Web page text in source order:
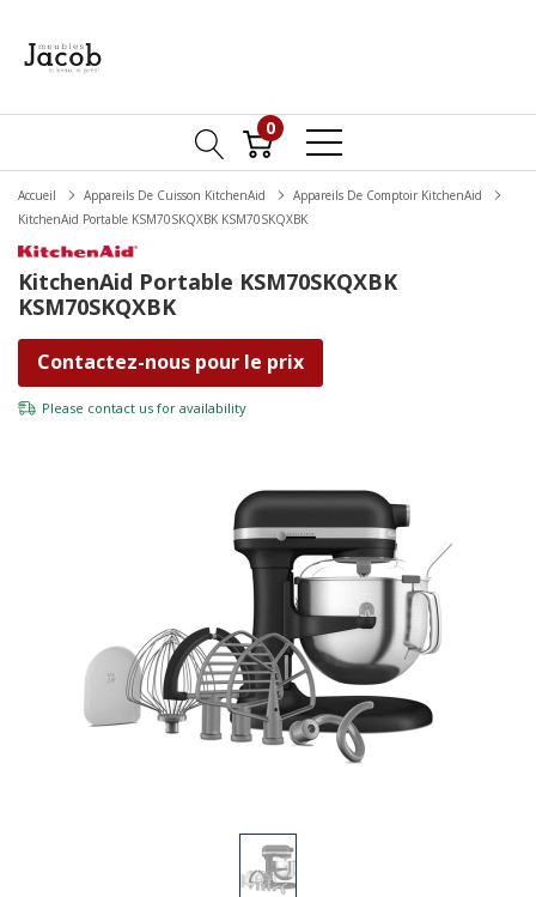
0
Accueil Appareils De Cuisson KitchenAid
Appareils De Comptoir KitchenAid
KitchenAid Portable KSM70SKQXBK KSM70SKQXBK
KitchenAid Portable KSM70SKQXBK
KSM70SKQXBK
Contactez-nous pour le prix
Please contact us for availability